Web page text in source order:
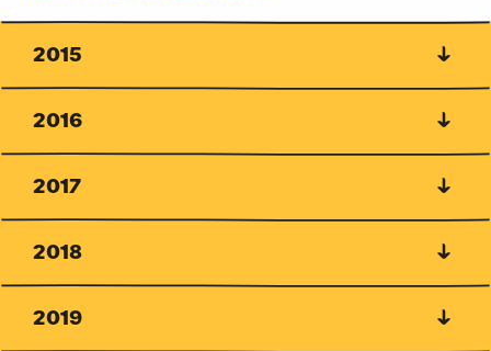
2015
2016
2017
2018
2019